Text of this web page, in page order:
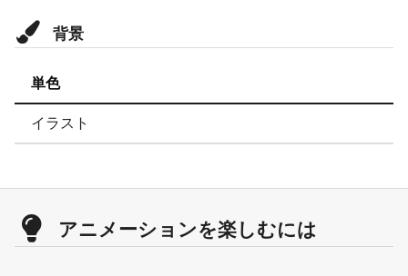
背景
単色
イラスト
アニメーションを楽しむには